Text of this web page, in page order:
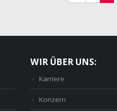
WIR ÜBER UNS:
Karriere
Konzern